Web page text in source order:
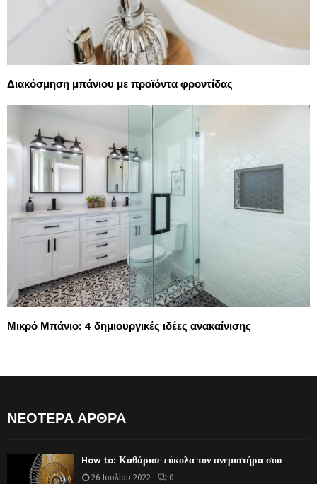
Διακόσμηση μπάνιου με προϊόντα φροντίδας
Μικρό Μπάνιο: 4 δημιουργικές ιδέες ανακαίνισης
ΝΕΟΤΕΡΑ ΑΡΘΡΑ
How to: Καθάρισε εύκολα τον ανεμιστήρα σου
26 Ιουλίου 2022 0